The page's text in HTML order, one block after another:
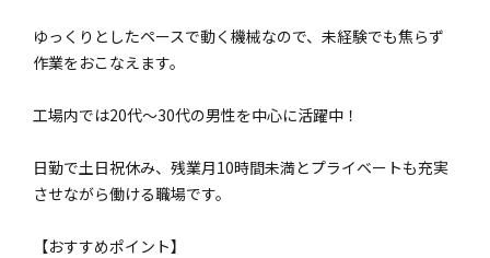
ゆっくりとしたペースで動く機械なので、未経験でも焦らず
作業をおこなえます。
工場内では20代～30代の男性を中心に活躍中！
日勤で土日祝休み、残業月10時間未満とプライベートも充実
させながら働ける職場です。
【おすすめポイント】